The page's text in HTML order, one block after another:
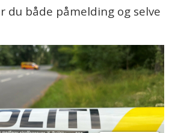
du både påmelding og selve